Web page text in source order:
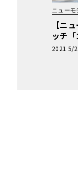
ニュー
【ニ
ッチ
2021 5/